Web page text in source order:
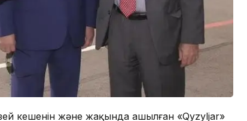
кешенін және жақында ашылған «Qyzyljar»